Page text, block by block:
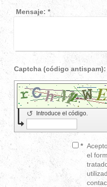
Mensaje: *
Introduce el código.
↺
*
el